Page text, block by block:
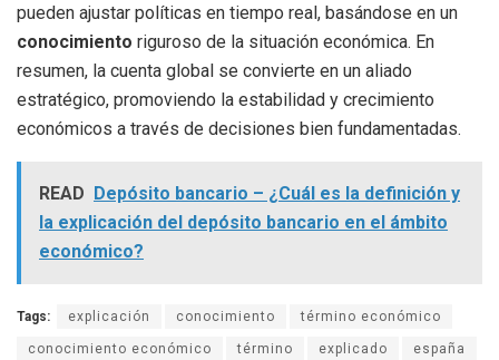
pueden ajustar políticas en tiempo real, basándose en un
conocimiento riguroso de la situación económica. En
resumen, la cuenta global se convierte en un aliado
estratégico, promoviendo la estabilidad y crecimiento
económicos a través de decisiones bien fundamentadas.
READ Depósito bancario – ¿Cuál es la definición y
la explicación del depósito bancario en el ámbito
económico?
Tags: explicación conocimiento término económico
conocimiento económico término explicado españa